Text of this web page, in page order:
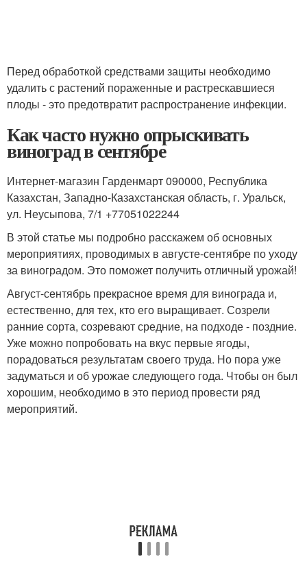
Перед обработкой средствами защиты необходимо
удалить с растений пораженные и растрескавшиеся
плоды - это предотвратит распространение инфекции.
Как часто нужно опрыскивать
виноград в сентябре
Интернет-магазин Гарденмарт 090000, Республика
Казахстан, Западно-Казахстанская область, г. Уральск,
ул. Неусыпова, 7/1 +77051022244
В этой статье мы подробно расскажем об основных
мероприятиях, проводимых в августе-сентябре по уходу
за виноградом. Это поможет получить отличный урожай!
Август-сентябрь прекрасное время для винограда и,
естественно, для тех, кто его выращивает. Созрели
ранние сорта, созревают средние, на подходе - поздние.
Уже можно попробовать на вкус первые ягоды,
порадоваться результатам своего труда. Но пора уже
задуматься и об урожае следующего года. Чтобы он был
хорошим, необходимо в это период провести ряд
мероприятий.